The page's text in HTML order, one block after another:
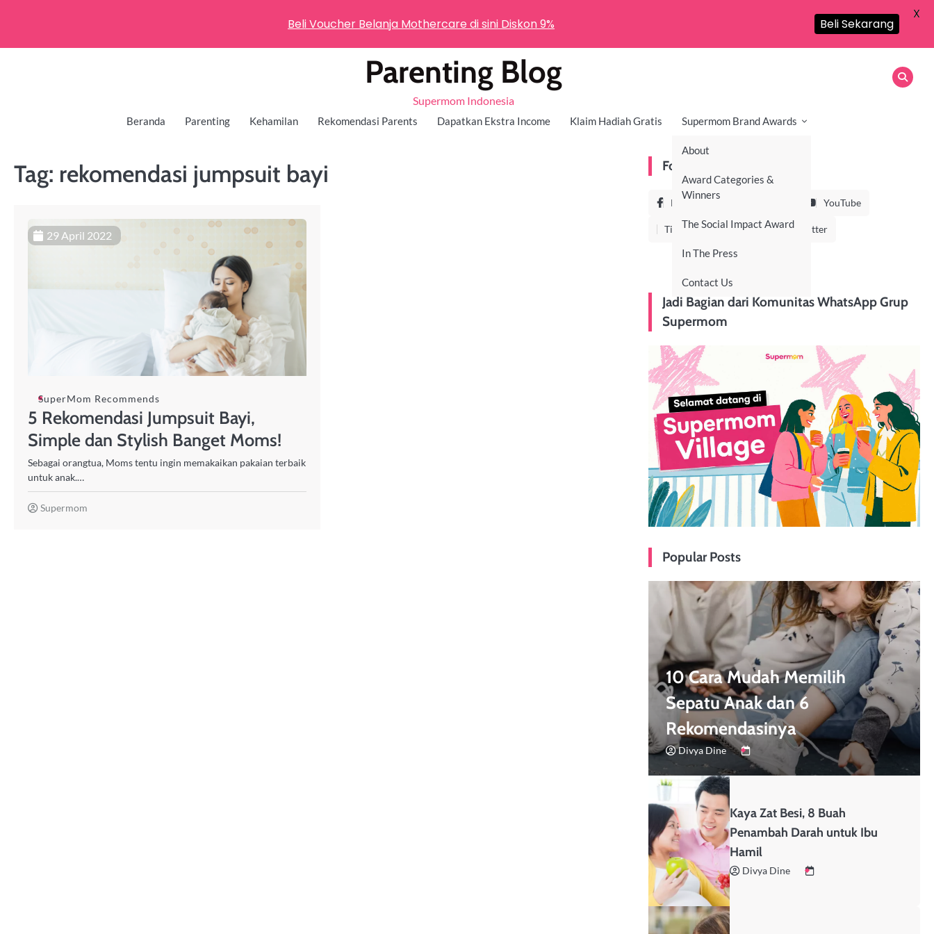
Parenting Blog
Supermom Indonesia
Beranda Parenting Kehamilan Rekomendasi Parents Dapatkan Ekstra Income Klaim Hadiah Gratis Supermom Brand Awards
About
Award Categories &
Winners
The Social Impact Award
In The Press
Contact Us
Tag: rekomendasi jumpsuit bayi
29 April 2022
SuperMom Recommends
5 Rekomendasi Jumpsuit Bayi,
Simple dan Stylish Banget Moms!
Sebagai orangtua, Moms tentu ingin memakaikan pakaian terbaik
untuk anak.…
Supermom
Follow Us On
Facebook YouTube
TikTok LinkedIn Twitter
Jadi Bagian dari Komunitas WhatsApp Grup
Supermom
Popular Posts
10 Cara Mudah Memilih
Sepatu Anak dan 6
Rekomendasinya
Divya Dine
Kaya Zat Besi, 8 Buah
Penambah Darah untuk Ibu
Hamil
Divya Dine
Beli Voucher Belanja Mothercare di sini Diskon 9% Beli Sekarang
X